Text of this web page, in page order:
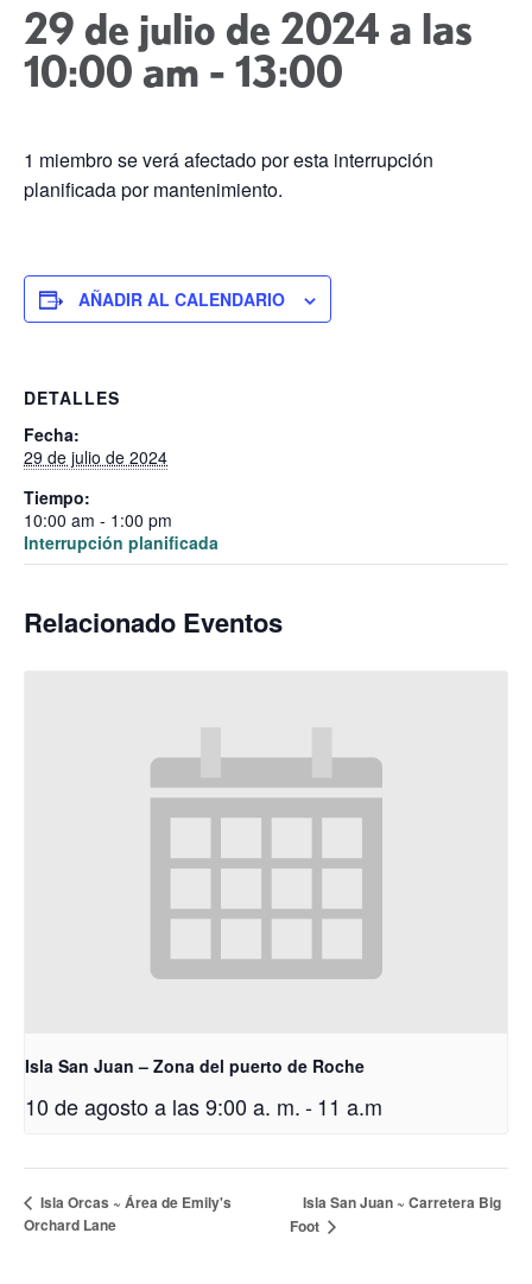
29 de julio de 2024 a las
10:00 am - 13:00
1 miembro se verá afectado por esta interrupción
planificada por mantenimiento.
AÑADIR AL CALENDARIO
DETALLES
Fecha:
29 de julio de 2024
Tiempo:
10:00 am - 1:00 pm
Interrupción planificada
Relacionado Eventos
Isla San Juan – Zona del puerto de Roche
10 de agosto a las 9:00 a. m.-11 a.m
Isla Orcas ~ Área de Emily's
Orchard Lane
Isla San Juan ~ Carretera Big
Foot